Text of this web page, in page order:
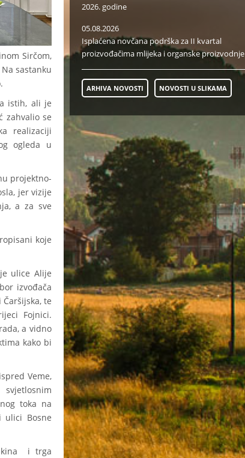
Sirčom,
sastanku
istih, ali je
zahvalio se
realizaciji
ogleda u
projektno-
jer vizije
a za sve
koje
ulice Alije
izvođača
te
Fojnici.
a vidno
kako bi
Veme,
toka na
ulici Bosne
kina i trga
2026. godine
05.08.2026
Isplaćena novčana podrška za II kvartal
proizvođačima mlijeka i organske proizvodnje
ARHIVA NOVOSTI NOVOSTI U SLIKAMA